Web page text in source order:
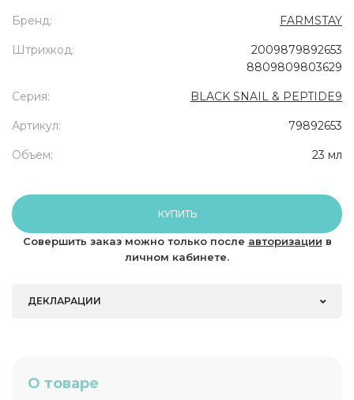
Бренд: FARMSTAY
Штрихкод:
2009879892653
8809809803629
Серия: BLACK SNAIL & PEPTIDE9
Артикул: 79892653
Объем: 23 мл
КУПИТЬ
Совершить заказ можно только после авторизации в
личном кабинете.
ДЕКЛАРАЦИИ
О товаре